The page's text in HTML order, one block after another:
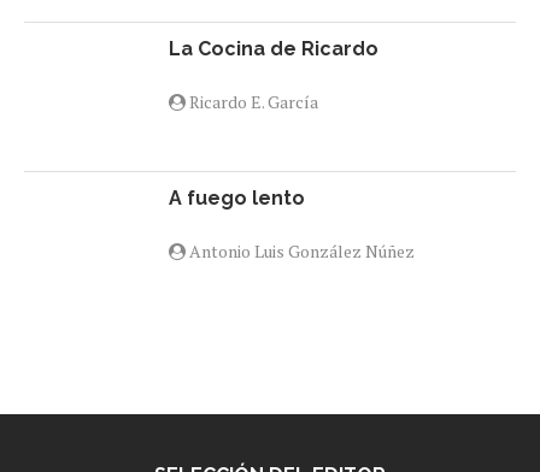
La Cocina de Ricardo
Ricardo E. García
A fuego lento
Antonio Luis González Núñez